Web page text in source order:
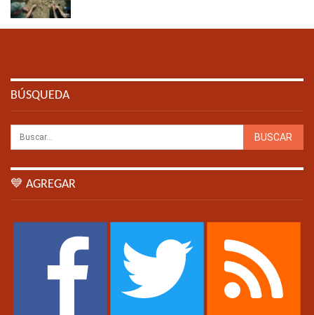
BÚSQUEDA
💙 AGREGAR